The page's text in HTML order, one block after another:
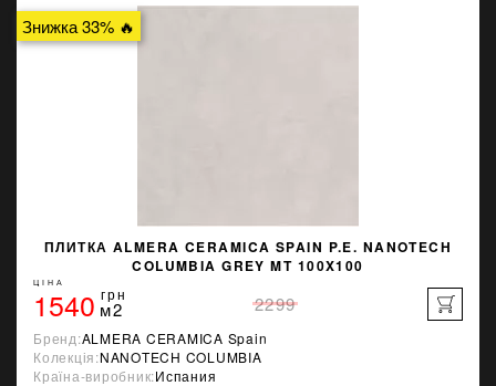
Знижка 33% 🔥
ПЛИТКА ALMERA CERAMICA SPAIN P.E. NANOTECH
COLUMBIA GREY MT 100X100
ЦІНА
1540 грн
м2 2299
Бренд:ALMERA CERAMICA Spain
Колекція:NANOTECH COLUMBIA
Країна-виробник:Испания